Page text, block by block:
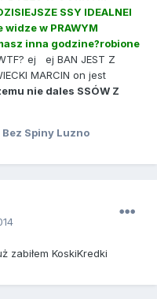
SSY IDEALNEI
widze w PRAWYM
inna godzine?robione
ej ej BAN JEST Z
MARCIN on jest
nie dales SSÓW Z
Spiny Luzno
zabiłem KoskiKredki